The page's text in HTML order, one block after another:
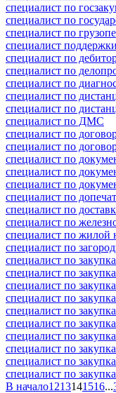
специалист по
специалист по
специалист по
специалист
специалист по
специалист по
специалист по
специалист по
специалист по
специалист по ДМС
специалист по
специалист по
специалист по
специалист по
специалист по
специалист по
специалист по
специалист по
специалист по жилой
специалист по
специалист по
специалист по
специалист по
специалист по
специалист по
специалист по
специалист по
специалист по
специалист по
специалист по
В начало1213141516...